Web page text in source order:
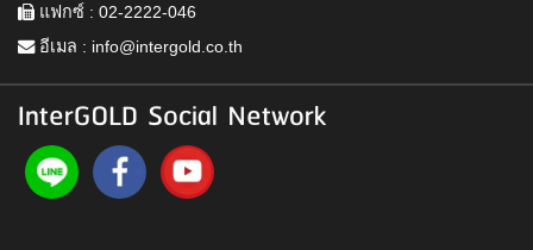
แฟกซ์ : 02-2222-046
อีเมล : info@intergold.co.th
InterGOLD Social Network